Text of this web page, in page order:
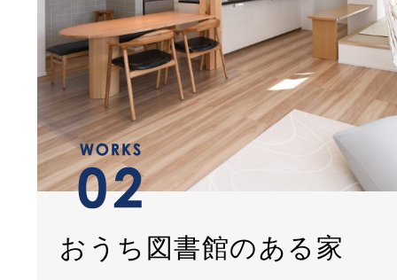
おうち図書館のある家